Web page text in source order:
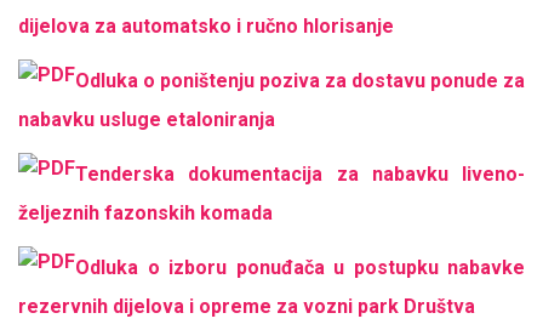
dijelova za automatsko i ručno hlorisanje
Оdluka o poništenju poziva za dostavu ponude za
nabavku usluge etaloniranja
Tenderska dokumentacija za nabavku liveno-
željeznih fazonskih komada
Odluka o izboru ponuđača u postupku nabavke
rezervnih dijelova i opreme za vozni park Društva